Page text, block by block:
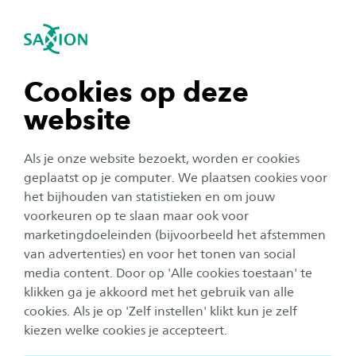
Cookies op deze
website
Als je onze website bezoekt, worden er cookies
geplaatst op je computer. We plaatsen cookies voor
het bijhouden van statistieken en om jouw
voorkeuren op te slaan maar ook voor
marketingdoeleinden (bijvoorbeeld het afstemmen
van advertenties) en voor het tonen van social
media content. Door op 'Alle cookies toestaan' te
klikken ga je akkoord met het gebruik van alle
cookies. Als je op 'Zelf instellen' klikt kun je zelf
kiezen welke cookies je accepteert.
Navigatie openen
tonen
tonen
tonen
tonen
sluiten
Ad Engineering
Subnavigatie tonen
Toelatingseisen 2026-2027
Om te beginnen met deze deeltijd opleiding
moet je voldoen aan de toelatingseisen. Kijk
hieronder welke vooropleiding, welk profiel en
welke vakken je nodig hebt voor toelating.
Daarnaast beschik je over een relevante
praktijkomgeving.
Persoonlijk Studieadvies op maat gesprek
Benieuwd of deze opleiding bij je past? Vraag dan
een Studieadvies op maat gesprek aan. Dit gesprek
is zowel informerend als adviserend.